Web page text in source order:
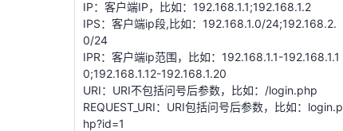
REQUEST_URI：URI包括问号后参数，比如：login.p
hp?id=1
METHOD：请求方式，比如：GET;POST
ARGS：问号后参数名
GEO：地理位置
HEADER：请求头部
根据选择的统计粒度进行统计，多选则按照多个粒度
统计。
IP：客户端IP，比如：192.168.1.1;192.168.1.2
IPS：客户端ip段,比如：192.168.1.0/24;192.168.2.
0/24
IPR：客户端ip范围，比如：192.168.1.1-192.168.1.1
0;192.168.1.12-192.168.1.20
URI：URI不包括问号后参数，比如：/login.php
REQUEST_URI：URI包括问号后参数，比如：login.p
hp?id=1